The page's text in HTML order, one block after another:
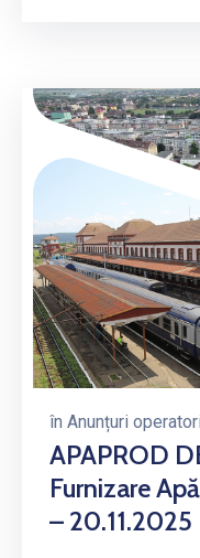
în Anunțuri
APAPROD
Furnizare
– 20.11.2025